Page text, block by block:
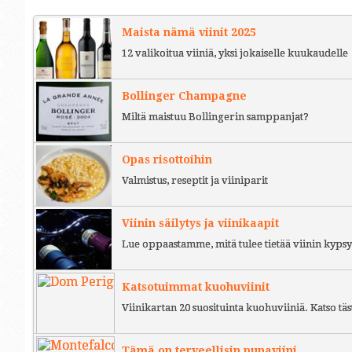
Maista nämä viinit 2025
12 valikoitua viiniä, yksi jokaiselle kuukaudelle
Bollinger Champagne
Miltä maistuu Bollingerin samppanjat?
Opas risottoihin
Valmistus, reseptit ja viiniparit
Viinin säilytys ja viinikaapit
Lue oppaastamme, mitä tulee tietää viinin
Katsotuimmat kuohuviinit
Viinikartan 20 suosituinta kuohuviiniä. Katso